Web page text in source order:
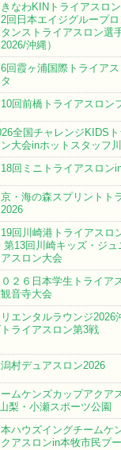
なわKINトライアスロ
回日本エイジグループ
ンストライアスロン選
2026/沖縄）
回霞ヶ浦国際トライア
回前橋トライアスロン
全国チャレンジKIDS
ン大会inホットスタッフ
回ミニトライアスロン
・海の森スプリントト
回川崎港トライアスロ
第13回川崎キッズ・ジュ
スロン大会
０２６日本学生トライア
音寺大会
エンタルラウンジ2026
ライアスロン第3戦
村デュアスロン2026
ムケンズカップアクア
梨・小瀬スポーツ公園
本ハウズイングチームケ
アスロンin本牧市民プ